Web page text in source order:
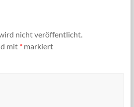
nicht veröffentlicht.
mit *markiert